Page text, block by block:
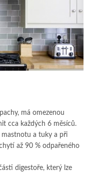
má omezenou
cca každých 6 měsíců.
a tuky a při
až 90 % odpařeného
digestoře, který lze